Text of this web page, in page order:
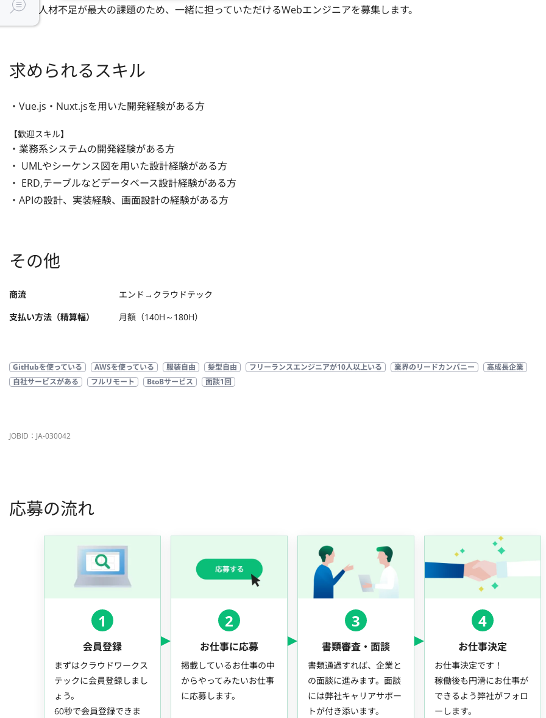
率いる人材不足が最大の課題のため、一緒に担っていただけるWebエンジニアを募集します。
求められるスキル
・Vue.js・Nuxt.jsを用いた開発経験がある方
【歓迎スキル】
・業務系システムの開発経験がある方
・ UMLやシーケンス図を用いた設計経験がある方
・ ERD,テーブルなどデータベース設計経験がある方
・APIの設計、実装経験、画面設計の経験がある方
その他
商流
エンド→クラウドテック
支払い方法（精算幅）
月額（140H～180H）
GitHubを使っている AWSを使っている 服装自由 髪型自由 フリーランスエンジニアが10人以上いる 業界のリードカンパニー
高成長企業
自社サービスがある
フルリモート BtoBサービス 面談1回
JOBID：JA-030042
応募の流れ
1
会員登録
まずはクラウドワークス
テックに会員登録しまし
ょう。
60秒で会員登録できま
2
お仕事に応募
掲載しているお仕事の中
からやってみたいお仕事
に応募します。
3
書類審査・面談
書類通過すれば、企業と
の面談に進みます。面談
には弊社キャリアサポー
トが付き添います。
4
お仕事決定
お仕事決定です！
稼働後も円滑にお仕事が
できるよう弊社がフォロ
ーします。